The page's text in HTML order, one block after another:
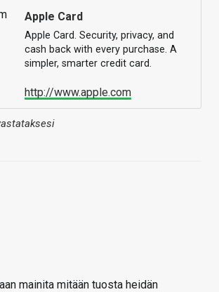
Apple Card
Apple Card. Security, privacy, and
cash back with every purchase. A
simpler, smarter credit card.
http://www.apple.com
mainita mitään tuosta heidän